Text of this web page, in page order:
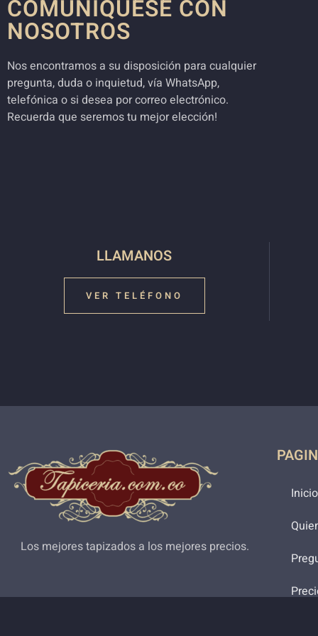
COMUNÍQUESE CON
NOSOTROS
Nos encontramos a su disposición para cualquier
pregunta, duda o inquietud, vía WhatsApp,
telefónica o si desea por correo electrónico.
Recuerda que seremos tu mejor elección!
LLAMANOS
VER TELÉFONO
Los mejores tapizados a los mejores precios.
Inicio